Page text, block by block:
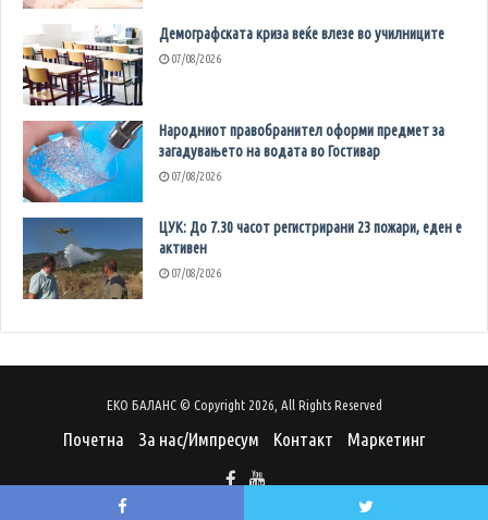
Демографската криза веќе влезе во училниците
07/08/2026
Народниот правобранител оформи предмет за
загадувањето на водата во Гостивар
07/08/2026
ЦУК: До 7.30 часот регистрирани 23 пожари, еден е
активен
07/08/2026
ЕКО БАЛАНС © Copyright 2026, All Rights Reserved
Почетна За нас/Импресум Контакт Маркетинг